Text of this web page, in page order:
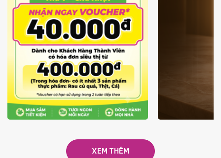
GIÁ LUÔN RẺ TỪ 6/8 - 31/10
ƯU
XEM THÊM